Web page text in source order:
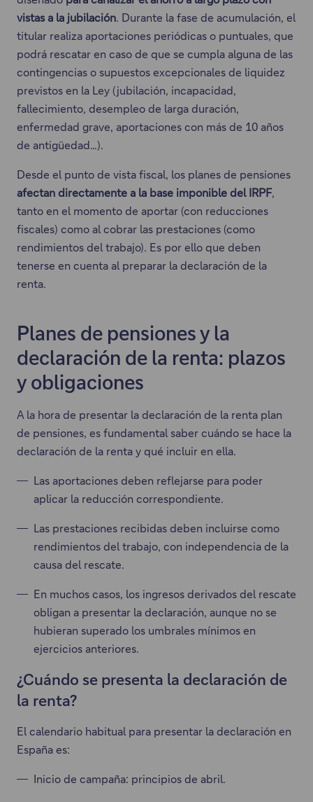
vistas a la jubilación. Durante la fase de acumulación, el
titular realiza aportaciones periódicas o puntuales, que
podrá rescatar en caso de que se cumpla alguna de las
contingencias o supuestos excepcionales de liquidez
previstos en la Ley (jubilación, incapacidad,
fallecimiento, desempleo de larga duración,
enfermedad grave, aportaciones con más de 10 años
de antigüedad…).
Desde el punto de vista fiscal, los planes de pensiones
afectan directamente a la base imponible del IRPF,
tanto en el momento de aportar (con reducciones
fiscales) como al cobrar las prestaciones (como
rendimientos del trabajo). Es por ello que deben
tenerse en cuenta al preparar la declaración de la
renta.
Planes de pensiones y la
declaración de la renta: plazos
y obligaciones
A la hora de presentar la declaración de la renta plan
de pensiones, es fundamental saber cuándo se hace la
declaración de la renta y qué incluir en ella.
Las aportaciones deben reflejarse para poder
aplicar la reducción correspondiente.
Las prestaciones recibidas deben incluirse como
rendimientos del trabajo, con independencia de la
causa del rescate.
En muchos casos, los ingresos derivados del rescate
obligan a presentar la declaración, aunque no se
hubieran superado los umbrales mínimos en
ejercicios anteriores.
¿Cuándo se presenta la declaración de
la renta?
El calendario habitual para presentar la declaración en
España es:
Inicio de campaña: principios de abril.